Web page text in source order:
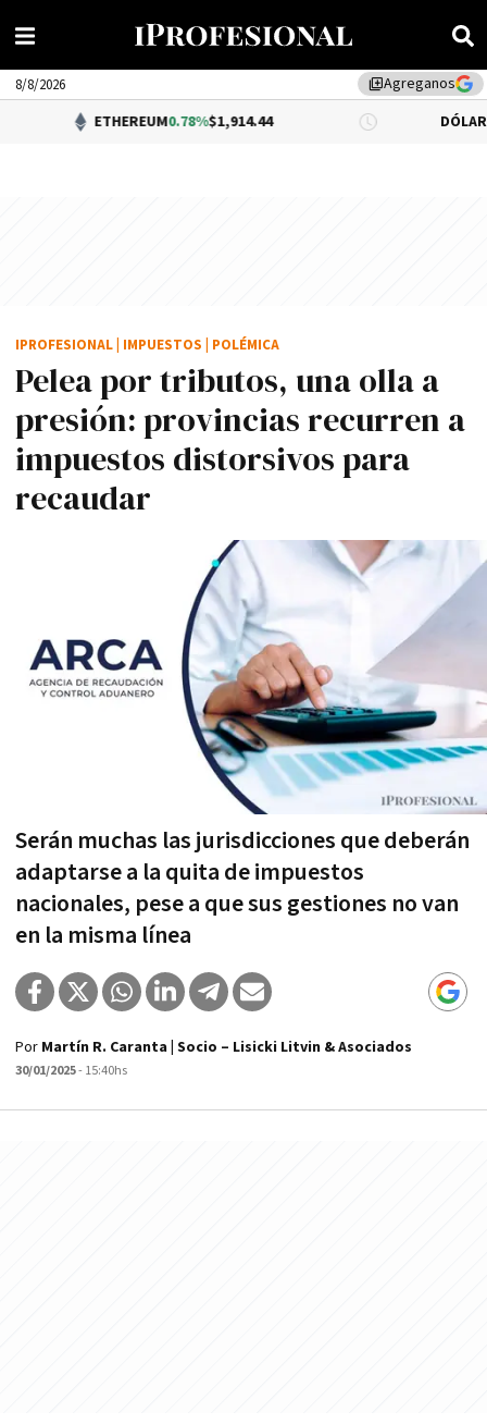
library_addAgreganos
8/8/2026
ETHEREUM 0.78%$1,914.44 DÓLAR BNA
Pelea por tributos, una olla a
presión: provincias recurren a
impuestos distorsivos para
recaudar
Serán muchas las jurisdicciones que deberán
adaptarse a la quita de impuestos
nacionales, pese a que sus gestiones no van
en la misma línea
IPROFESIONAL IMPUESTOS POLÉMICA
Por Martín R. Caranta | Socio – Lisicki Litvin & Asociados
30/01/2025- 15:40hs